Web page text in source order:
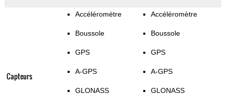
Capteurs
Accéléromètre
Boussole
GPS
A-GPS
GLONASS
Accéléromètre
Boussole
GPS
A-GPS
GLONASS